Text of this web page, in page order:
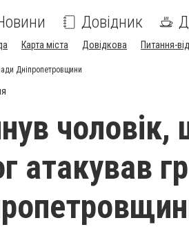
Довідник
Карта міста Довідкова Питання-
Дніпропетровщини
чоловік,
атакував